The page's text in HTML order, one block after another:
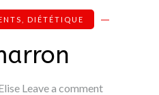
DIÉTÉTIQUE
Leave a comment